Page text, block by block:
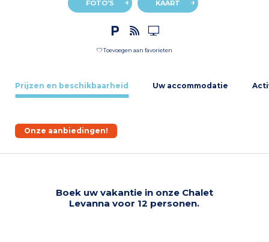
FOTO'S KAART
Toevoegen aan favorieten
Prijzen en beschikbaarheid Uw accommodatie
Onze aanbiedingen!
Boek uw vakantie in onze Chalet
Levanna voor 12 personen.